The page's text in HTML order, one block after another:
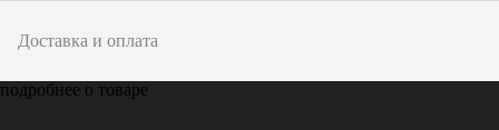
Доставка и оплата
подробнее о товаре